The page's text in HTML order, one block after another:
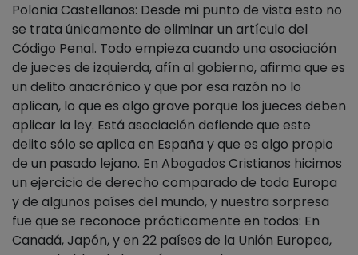
Polonia Castellanos: Desde mi punto de vista esto no
se trata únicamente de eliminar un artículo del
Código Penal. Todo empieza cuando una asociación
de jueces de izquierda, afín al gobierno, afirma que es
un delito anacrónico y que por esa razón no lo
aplican, lo que es algo grave porque los jueces deben
aplicar la ley. Está asociación defiende que este
delito sólo se aplica en España y que es algo propio
de un pasado lejano. En Abogados Cristianos hicimos
un ejercicio de derecho comparado de toda Europa
y de algunos países del mundo, y nuestra sorpresa
fue que se reconoce prácticamente en todos: En
Canadá, Japón, y en 22 países de la Unión Europea,